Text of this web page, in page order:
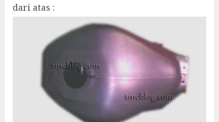
dari atas :